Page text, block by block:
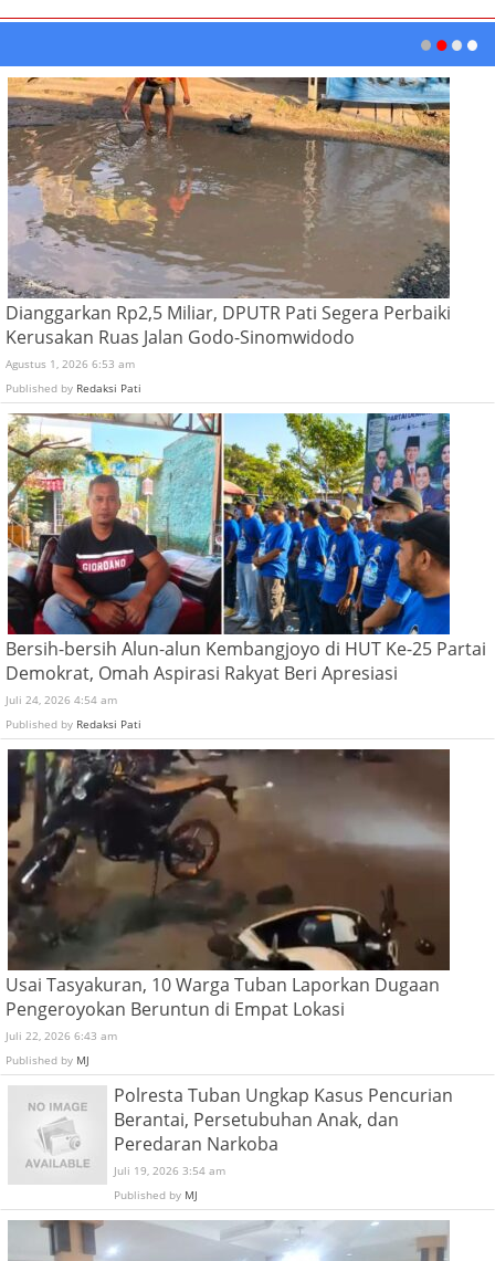
Dianggarkan Rp2,5 Miliar, DPUTR Pati Segera Perbaiki
Kerusakan Ruas Jalan Godo-Sinomwidodo
Agustus 1, 2026 6:53 am
Published by Redaksi Pati
Bersih-bersih Alun-alun Kembangjoyo di HUT Ke-25 Partai
Demokrat, Omah Aspirasi Rakyat Beri Apresiasi
Juli 24, 2026 4:54 am
Published by Redaksi Pati
Usai Tasyakuran, 10 Warga Tuban Laporkan Dugaan
Pengeroyokan Beruntun di Empat Lokasi
Juli 22, 2026 6:43 am
Published by MJ
Polresta Tuban Ungkap Kasus Pencurian
Berantai, Persetubuhan Anak, dan
Peredaran Narkoba
Juli 19, 2026 3:54 am
Published by MJ